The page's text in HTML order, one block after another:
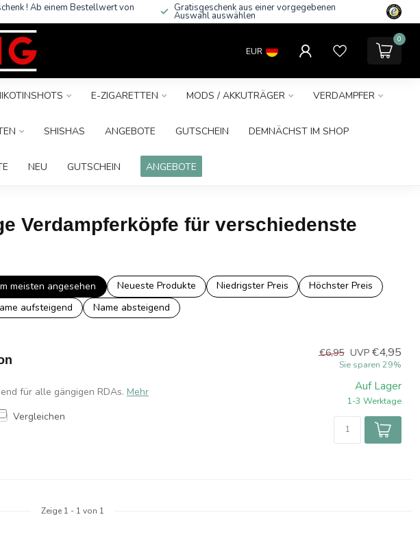
! Ab einem Bestellwert von Gratisgeschenk aus einer vorgegebenen
Auswahl auswählen
EUR
0
E-ZIGARETTEN MODS / AKKUTRÄGER VERDAMPFER
SHISHAS ANGEBOTE GUTSCHEIN DEMNÄCHST IM SHOP
NEU GUTSCHEIN ANGEBOTE
Verdampferköpfe für verschiedenste
meisten angesehen Neueste Produkte Niedrigster Preis
Höchster Preis
aufsteigend
Name absteigend
für alle gängigen RDAs. Mehr
Vergleichen
€6,95 UVP €4,95
Sie sparen 29%
Auf Lager
1-3 Werktage
Zeige 1 - 1 von 1